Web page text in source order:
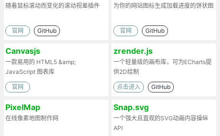
随着鼠标滚动而变化的滚动视差插件
官网 GitHub
为你的网站图标生成加载进度的饼状图
官网 GitHub
Canvasjs
一款易用的 HTML5 &amp;
JavaScript 图表库
官网
zrender.js
一个轻量级的画布库，可为ECharts提
供2D绘制
点击进入 GitHub
PixelMap
在线像素地图制作网
Snap.svg
一个强大且直观的SVG动画内容操纵
API